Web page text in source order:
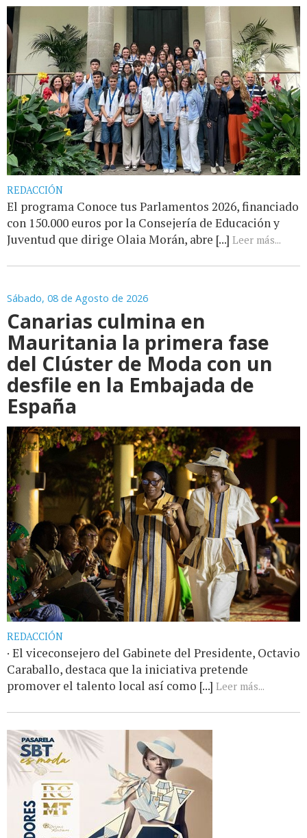
REDACCIÓN
El programa Conoce tus Parlamentos 2026, financiado
con 150.000 euros por la Consejería de Educación y
Juventud que dirige Olaia Morán, abre [...] Leer más...
Sábado, 08 de Agosto de 2026
Canarias culmina en
Mauritania la primera fase
del Clúster de Moda con un
desfile en la Embajada de
España
REDACCIÓN
· El viceconsejero del Gabinete del Presidente, Octavio
Caraballo, destaca que la iniciativa pretende
promover el talento local así como [...] Leer más...